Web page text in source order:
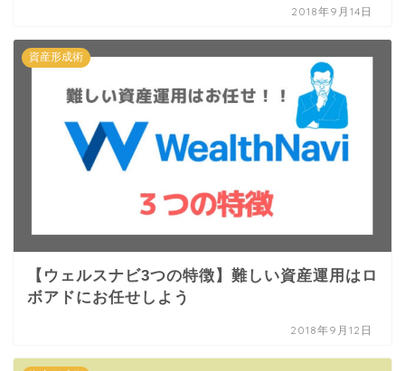
2018年9月14日
資産形成術
【ウェルスナビ3つの特徴】難しい資産運用はロ
ボアドにお任せしよう
2018年9月12日